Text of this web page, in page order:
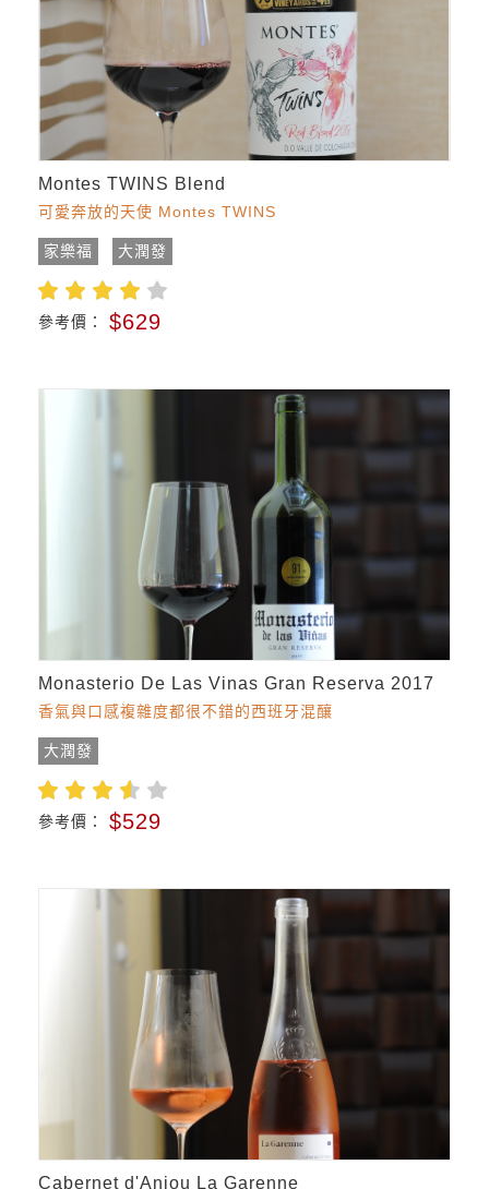
Montes TWINS Blend
可愛奔放的天使 Montes TWINS
家樂福 大潤發
參考價： $629
Monasterio De Las Vinas Gran Reserva 2017
香氣與口感複雜度都很不錯的西班牙混釀
大潤發
參考價： $529
Cabernet d'Anjou La Garenne